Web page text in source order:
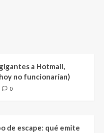
a Hotmail,
no funcionarían)
0
de escape: qué emite